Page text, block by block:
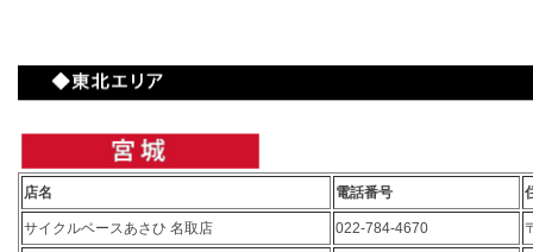
店名 電話番号
サイクルベースあさひ 名取店 022-784-4670